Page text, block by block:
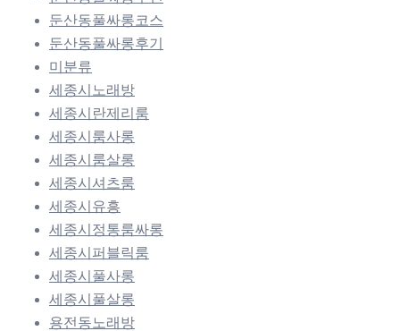
둔산동풀싸롱코스
둔산동풀싸롱후기
미분류
세종시노래방
세종시란제리룸
세종시룸사롱
세종시룸살롱
세종시셔츠룸
세종시유흥
세종시정통룸싸롱
세종시퍼블릭룸
세종시풀사롱
세종시풀살롱
용전동노래방